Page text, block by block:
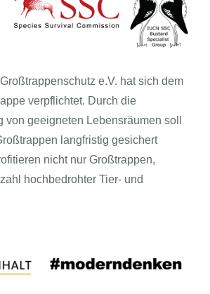
e.V. hat sich dem
verpflichtet. Durch die
von geeigneten Lebensräumen soll
langfristig gesichert
nicht nur Großtrappen,
hochbedrohter Tier- und